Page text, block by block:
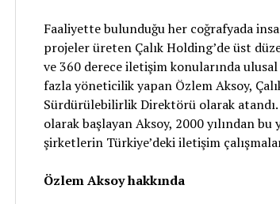
Faaliyettebulunduğu her coğrafyada
projeler üreten Çalık Holding’deüst
ve 360 derece iletişim konularında
fazla yöneticilik yapan Özlem Aksoy,
Sürdürülebilirlik Direktörü olarak
olarak başlayan Aksoy, 2000 yılından bu
şirketlerin Türkiye’deki iletişim
Özlem Aksoy hakkında